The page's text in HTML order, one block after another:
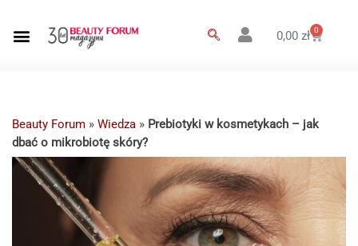
0,00zł 0
Beauty Forum » Wiedza » Prebiotyki w kosmetykach – jak
dbać o mikrobiotę skóry?